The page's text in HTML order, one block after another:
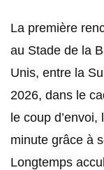
La première
au Stade de la
Unis, entre la
2026, dans le
le coup
minute grâce à
Longtemps